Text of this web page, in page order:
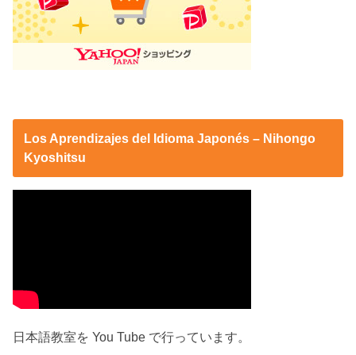
Los Aprendizajes del Idioma Japonés – Nihongo
Kyoshitsu
日本語教室を You Tube で行っています。